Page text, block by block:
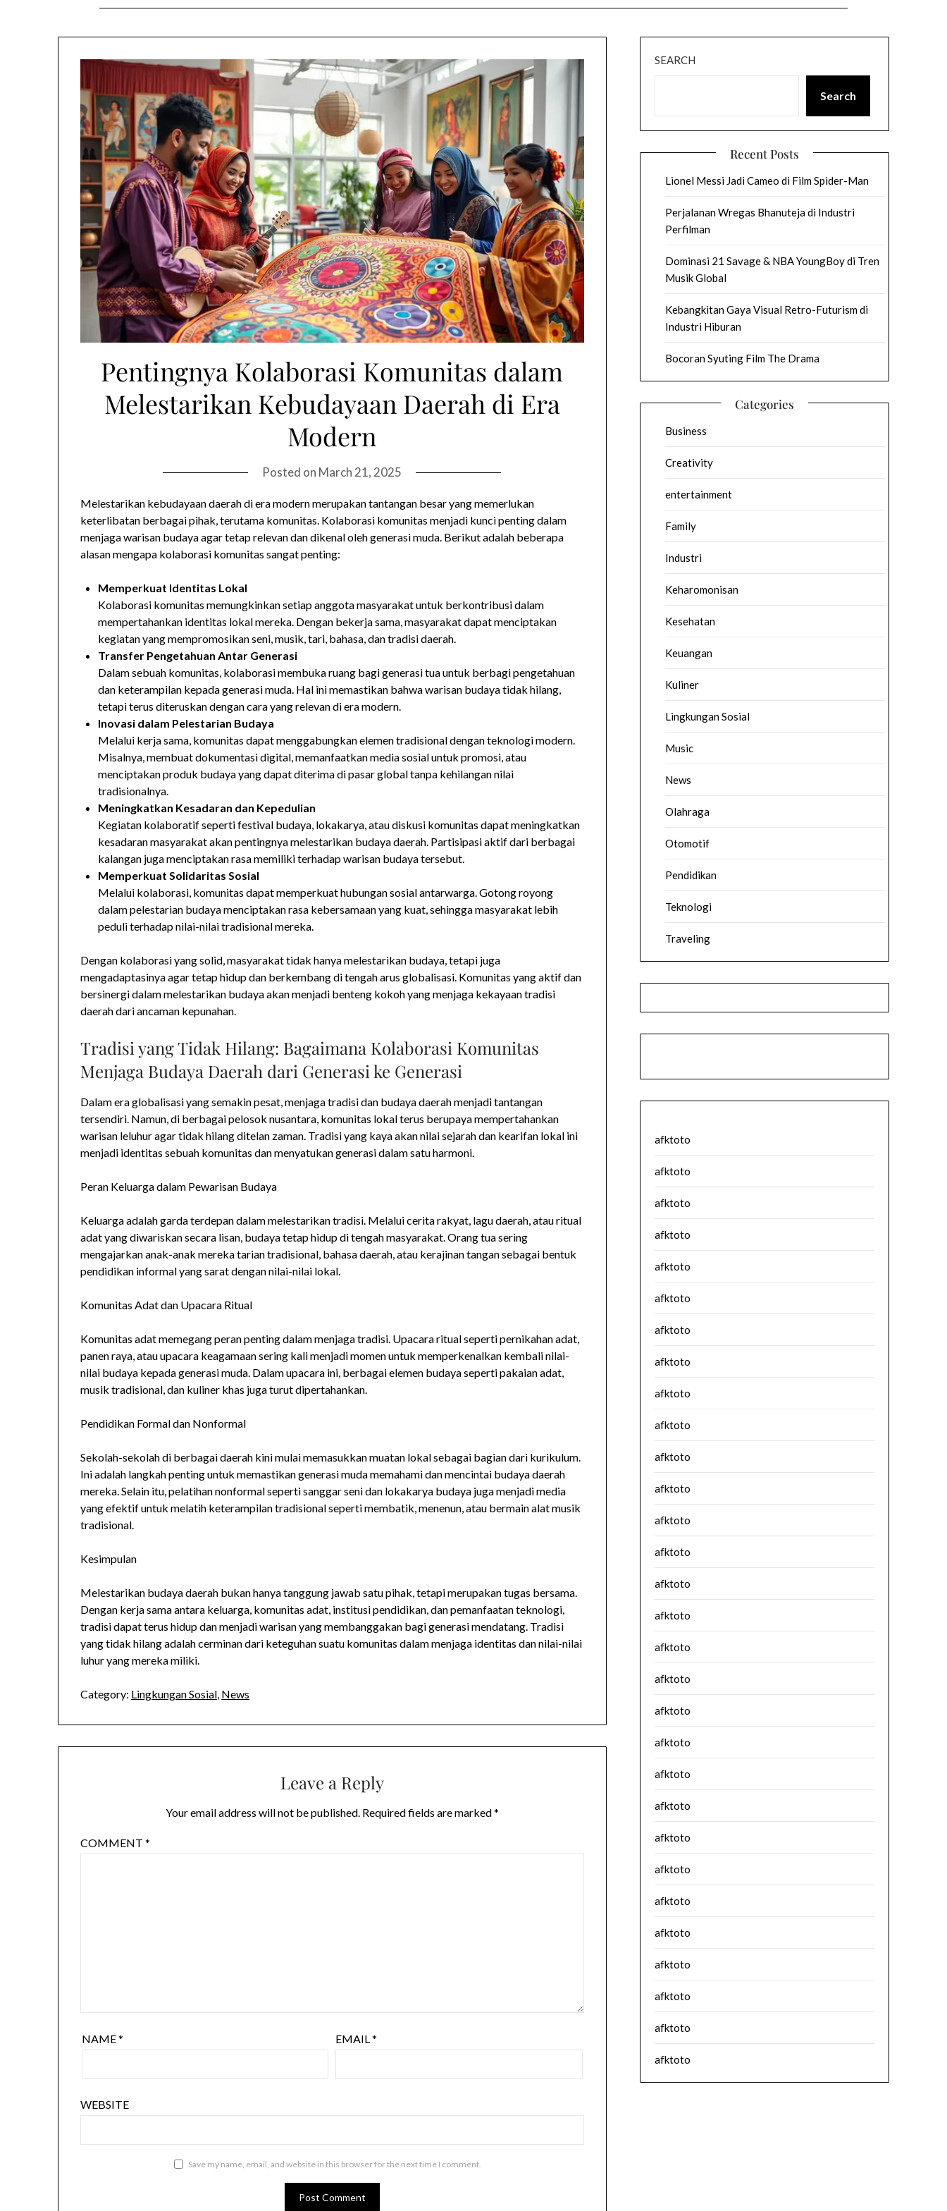
Pentingnya Kolaborasi Komunitas dalam
Melestarikan Kebudayaan Daerah di Era
Modern
Posted on March 21, 2025
Melestarikan kebudayaan daerah di era modern merupakan tantangan besar yang memerlukan
keterlibatan berbagai pihak, terutama komunitas. Kolaborasi komunitas menjadi kunci penting dalam
menjaga warisan budaya agar tetap relevan dan dikenal oleh generasi muda. Berikut adalah beberapa
alasan mengapa kolaborasi komunitas sangat penting:
Memperkuat Identitas Lokal
Kolaborasi komunitas memungkinkan setiap anggota masyarakat untuk berkontribusi dalam
mempertahankan identitas lokal mereka. Dengan bekerja sama, masyarakat dapat menciptakan
kegiatan yang mempromosikan seni, musik, tari, bahasa, dan tradisi daerah.
Transfer Pengetahuan Antar Generasi
Dalam sebuah komunitas, kolaborasi membuka ruang bagi generasi tua untuk berbagi pengetahuan
dan keterampilan kepada generasi muda. Hal ini memastikan bahwa warisan budaya tidak hilang,
tetapi terus diteruskan dengan cara yang relevan di era modern.
Inovasi dalam Pelestarian Budaya
Melalui kerja sama, komunitas dapat menggabungkan elemen tradisional dengan teknologi modern.
Misalnya, membuat dokumentasi digital, memanfaatkan media sosial untuk promosi, atau
menciptakan produk budaya yang dapat diterima di pasar global tanpa kehilangan nilai
tradisionalnya.
Meningkatkan Kesadaran dan Kepedulian
Kegiatan kolaboratif seperti festival budaya, lokakarya, atau diskusi komunitas dapat meningkatkan
kesadaran masyarakat akan pentingnya melestarikan budaya daerah. Partisipasi aktif dari berbagai
kalangan juga menciptakan rasa memiliki terhadap warisan budaya tersebut.
Memperkuat Solidaritas Sosial
Melalui kolaborasi, komunitas dapat memperkuat hubungan sosial antarwarga. Gotong royong
dalam pelestarian budaya menciptakan rasa kebersamaan yang kuat, sehingga masyarakat lebih
peduli terhadap nilai-nilai tradisional mereka.
Dengan kolaborasi yang solid, masyarakat tidak hanya melestarikan budaya, tetapi juga
mengadaptasinya agar tetap hidup dan berkembang di tengah arus globalisasi. Komunitas yang aktif dan
bersinergi dalam melestarikan budaya akan menjadi benteng kokoh yang menjaga kekayaan tradisi
daerah dari ancaman kepunahan.
Tradisi yang Tidak Hilang: Bagaimana Kolaborasi Komunitas
Menjaga Budaya Daerah dari Generasi ke Generasi
Dalam era globalisasi yang semakin pesat, menjaga tradisi dan budaya daerah menjadi tantangan
tersendiri. Namun, di berbagai pelosok nusantara, komunitas lokal terus berupaya mempertahankan
warisan leluhur agar tidak hilang ditelan zaman. Tradisi yang kaya akan nilai sejarah dan kearifan lokal ini
menjadi identitas sebuah komunitas dan menyatukan generasi dalam satu harmoni.
Peran Keluarga dalam Pewarisan Budaya
Keluarga adalah garda terdepan dalam melestarikan tradisi. Melalui cerita rakyat, lagu daerah, atau ritual
adat yang diwariskan secara lisan, budaya tetap hidup di tengah masyarakat. Orang tua sering
mengajarkan anak-anak mereka tarian tradisional, bahasa daerah, atau kerajinan tangan sebagai bentuk
pendidikan informal yang sarat dengan nilai-nilai lokal.
Komunitas Adat dan Upacara Ritual
Komunitas adat memegang peran penting dalam menjaga tradisi. Upacara ritual seperti pernikahan adat,
panen raya, atau upacara keagamaan sering kali menjadi momen untuk memperkenalkan kembali nilai-
nilai budaya kepada generasi muda. Dalam upacara ini, berbagai elemen budaya seperti pakaian adat,
musik tradisional, dan kuliner khas juga turut dipertahankan.
Pendidikan Formal dan Nonformal
Sekolah-sekolah di berbagai daerah kini mulai memasukkan muatan lokal sebagai bagian dari kurikulum.
Ini adalah langkah penting untuk memastikan generasi muda memahami dan mencintai budaya daerah
mereka. Selain itu, pelatihan nonformal seperti sanggar seni dan lokakarya budaya juga menjadi media
yang efektif untuk melatih keterampilan tradisional seperti membatik, menenun, atau bermain alat musik
tradisional.
Kesimpulan
Melestarikan budaya daerah bukan hanya tanggung jawab satu pihak, tetapi merupakan tugas bersama.
Dengan kerja sama antara keluarga, komunitas adat, institusi pendidikan, dan pemanfaatan teknologi,
tradisi dapat terus hidup dan menjadi warisan yang membanggakan bagi generasi mendatang. Tradisi
yang tidak hilang adalah cerminan dari keteguhan suatu komunitas dalam menjaga identitas dan nilai-nilai
luhur yang mereka miliki.
Category: Lingkungan Sosial, News
Leave a Reply
Your email address will not be published. Required fields are marked*
COMMENT*
NAME* EMAIL*
WEBSITE
Save my name, email, and website in this browser for the next time I comment.
SEARCH
Search
Recent Posts
Lionel Messi Jadi Cameo di Film Spider-Man
Perjalanan Wregas Bhanuteja di Industri
Perfilman
Dominasi 21 Savage & NBA YoungBoy di Tren
Musik Global
Kebangkitan Gaya Visual Retro-Futurism di
Industri Hiburan
Bocoran Syuting Film The Drama
Categories
Business
Creativity
entertainment
Family
Industri
Keharomonisan
Kesehatan
Keuangan
Kuliner
Lingkungan Sosial
Music
News
Olahraga
Otomotif
Pendidikan
Teknologi
Traveling
afktoto
afktoto
afktoto
afktoto
afktoto
afktoto
afktoto
afktoto
afktoto
afktoto
afktoto
afktoto
afktoto
afktoto
afktoto
afktoto
afktoto
afktoto
afktoto
afktoto
afktoto
afktoto
afktoto
afktoto
afktoto
afktoto
afktoto
afktoto
afktoto
afktoto